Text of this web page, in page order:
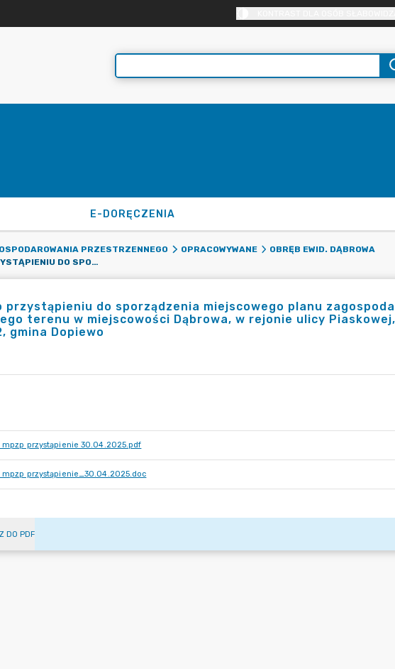
E-DORĘCZENIA
PRZESTRZENNEGO OPRACOWYWANE
OBRĘB EWID. DĄBROWA
OGŁOSZENIE O PRZYSTĄPIENIU DO SPORZĄDZENIA MIEJSCOWEGO PLANU ZAGOSPODAROWANIA PRZESTRZENNEGO TERENU W MIEJSCOWOŚCI DĄBROWA, W REJONIE ULICY PIASKOWEJ, DLA DZIAŁEK O NR EWID. 421/1 I 421/2, GMINA DOPIEWO
przystąpieniu do sporządzenia miejscowego planu
terenu w miejscowości Dąbrowa, w rejonie ulicy
gmina Dopiewo
mpzp przystąpienie 30.04.2025.pdf
mpzp przystąpienie_30.04.2025.doc
DO PDF